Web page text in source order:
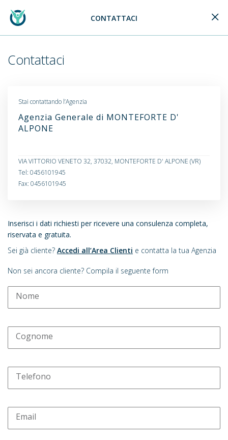
Generali Logo CONTATTACI
Contattaci
Inserisci i dati richiesti per ricevere una consulenza completa,
riservata e gratuita.
Sei già cliente? Accedi all’Area Clienti e contatta la tua Agenzia
Non sei ancora cliente? Compila il seguente form
Nome
Cognome
Telefono
Email
Stai contattando l’Agenzia
Agenzia Generale di MONTEFORTE D'
ALPONE
VIA VITTORIO VENETO 32, 37032, MONTEFORTE D' ALPONE (VR)
Tel: 0456101945
Fax: 0456101945